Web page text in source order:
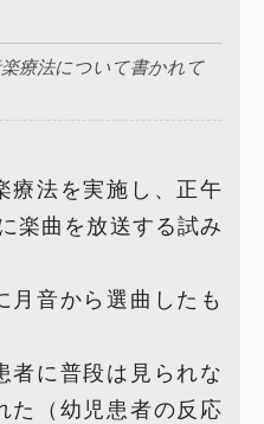
療法について書かれて
療法を実施し、正午
楽曲を放送する試み
月音から選曲したも
者に普段は見られな
た（幼児患者の反応